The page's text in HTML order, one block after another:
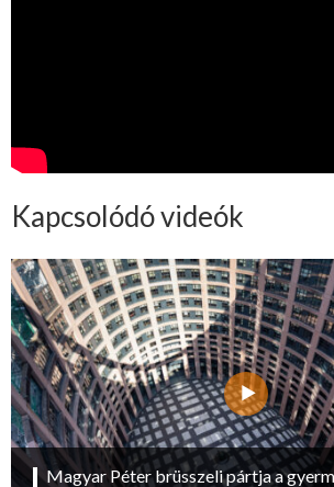
Kapcsolódó videók
Magyar Péter brüsszeli pártja a